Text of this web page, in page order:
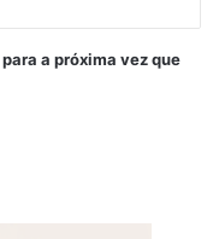
a próxima vez que